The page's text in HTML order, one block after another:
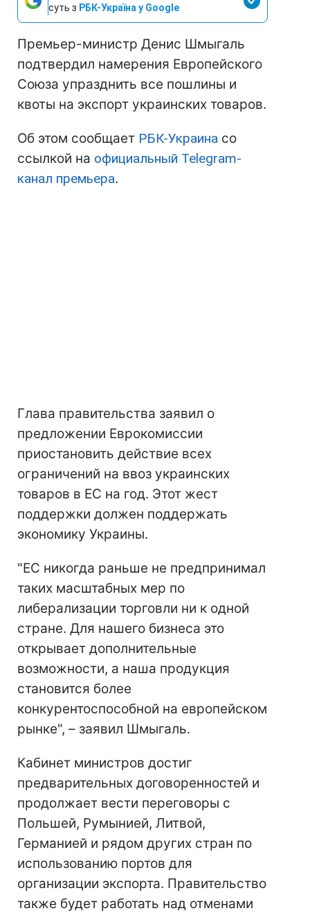
суть з РБК-Україна у Google
Премьер-министр Денис Шмыгаль
подтвердил намерения Европейского
Союза упразднить все пошлины и
квоты на экспорт украинских товаров.
Об этом сообщает РБК-Украина со
ссылкой на официальный Telegram-
канал премьера.
Глава правительства заявил о
предложении Еврокомиссии
приостановить действие всех
ограничений на ввоз украинских
товаров в ЕС на год. Этот жест
поддержки должен поддержать
экономику Украины.
"ЕС никогда раньше не предпринимал
таких масштабных мер по
либерализации торговли ни к одной
стране. Для нашего бизнеса это
открывает дополнительные
возможности, а наша продукция
становится более
конкурентоспособной на европейском
рынке", – заявил Шмыгаль.
Кабинет министров достиг
предварительных договоренностей и
продолжает вести переговоры с
Польшей, Румынией, Литвой,
Германией и рядом других стран по
использованию портов для
организации экспорта. Правительство
также будет работать над отменами